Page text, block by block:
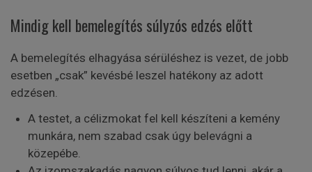
Mindig kell bemelegítés súlyzós edzés előtt
A bemelegítés elhagyása sérüléshez is vezet, de jobb
esetben „csak” kevésbé leszel hatékony az adott
edzésen.
A testet, a célizmokat fel kell készíteni a kemény
munkára, nem szabad csak úgy belevágni a
közepébe.